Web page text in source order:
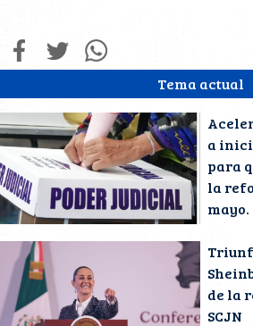
Tema actual
a
para
la
mayo.
de la
SCJN